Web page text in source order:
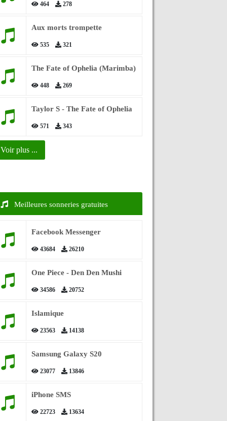
464 278
Aux morts trompette
535 321
The Fate of Ophelia (Marimba)
448 269
Taylor S - The Fate of Ophelia
571 343
Voir plus ...
Meilleures sonneries gratuites
Facebook Messenger
43684 26210
One Piece - Den Den Mushi
34586 20752
Islamique
23563 14138
Samsung Galaxy S20
23077 13846
iPhone SMS
22723 13634